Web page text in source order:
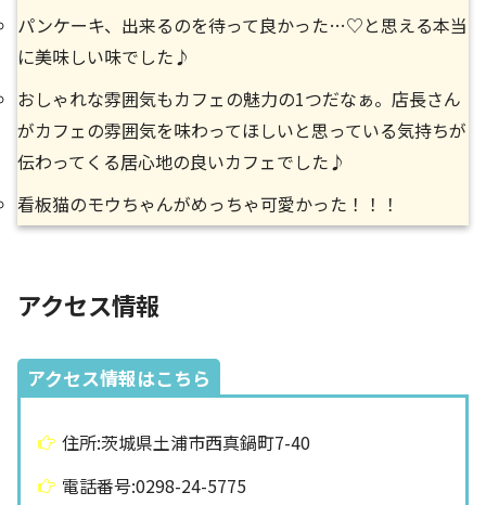
パンケーキ、出来るのを待って良かった…♡と思える本当
に美味しい味でした♪
おしゃれな雰囲気もカフェの魅力の1つだなぁ。店長さん
がカフェの雰囲気を味わってほしいと思っている気持ちが
伝わってくる居心地の良いカフェでした♪
看板猫のモウちゃんがめっちゃ可愛かった！！！
アクセス情報
アクセス情報はこちら
住所:茨城県土浦市西真鍋町7-40
電話番号:0298-24-5775